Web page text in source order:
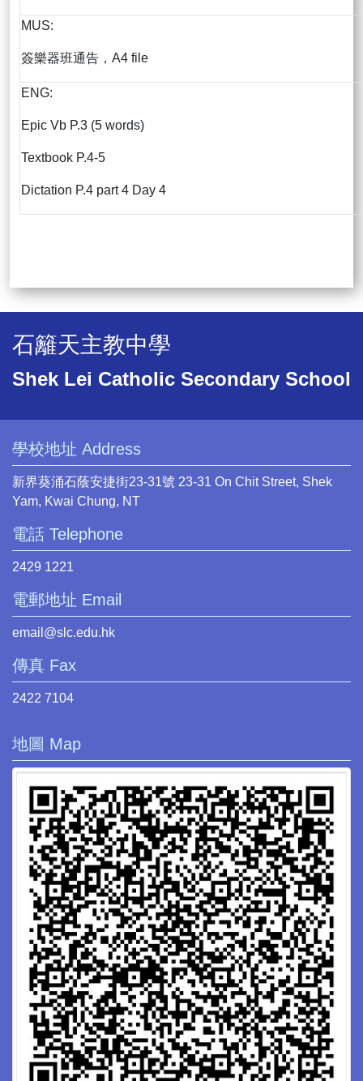
MUS:
簽樂器班通告，A4 file
ENG:
Epic Vb P.3 (5 words)
Textbook P.4-5
Dictation P.4 part 4 Day 4
石籬天主教中學
Shek Lei Catholic Secondary School
學校地址 Address
新界葵涌石蔭安捷街23-31號 23-31 On Chit Street, Shek
Yam, Kwai Chung, NT
電話 Telephone
2429 1221
電郵地址 Email
email@slc.edu.hk
傳真 Fax
2422 7104
地圖 Map